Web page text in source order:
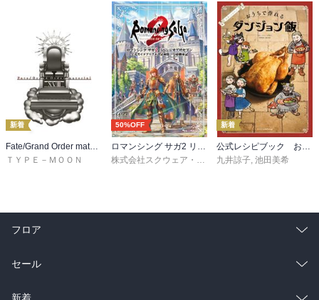
新着
Fate/Grand Order material XVIII
ＴＹＰＥ－ＭＯＯＮ
50%OFF 新着
九井諒子 池田美希
フロア
総合
ラノベ
セール
総合
新着